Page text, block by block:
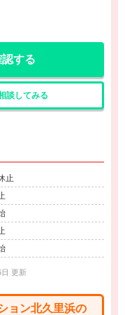
する
談してみる
止
更新
ョン北久里浜の